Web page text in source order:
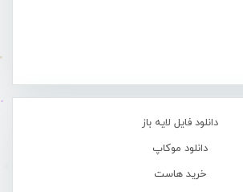
دانلود فایل لایه باز
دانلود موکاپ
خرید هاست